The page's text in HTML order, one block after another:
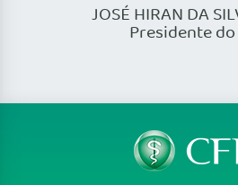
JOSÉ HIRAN DA
Presidente do